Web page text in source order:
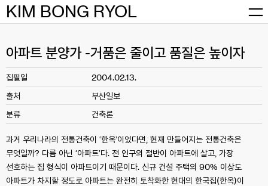
SkipKIM BONG RYOL
아파트 분양가 -거품은 줄이고 품질은 높이자
집필일
2004.02.13.
출처
부산일보
분류
건축론
과거 우리나라의 전통건축이 ‘한옥’이었다면, 현재 만들어지는 전통건축은
무엇일까? 다름 아닌 ‘아파트’다. 전 인구의 절반이 아파트에 살고, 가장
선호하는 집 형식이 아파트이기 때문이다. 신규 건설 주택의 90% 이상도
아파트가 차지할 정도로 아파트는 완전히 토착화한 현대의 한국집(한옥)이